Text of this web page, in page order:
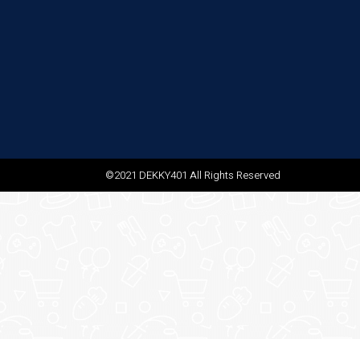
©2021 DEKKY401 All Rights Reserved